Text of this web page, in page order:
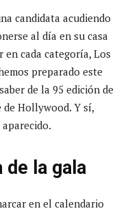
candidata acudiendo
al día en su casa
en cada categoría, Los
preparado este
de la 95 edición de
de Hollywood. Y sí,
de la gala
en el calendario